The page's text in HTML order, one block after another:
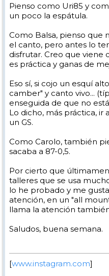
Pienso como Uri85 y
un poco la espátula.
Como Balsa, pienso que
el canto, pero antes lo
disfrutar. Creo que viene
es práctica y ganas de
Eso sí, si cojo un esquí
camber" y canto vivo...
enseguida de que no
Lo dicho, más práctica, ir
un GS.
Como Carolo, también
sacaba a 87-0,5.
Por cierto que
talleres que se usa
lo he probado y me
atención, en un "all
llama la atención
Saludos, buena semana.
[www.instagram.com]